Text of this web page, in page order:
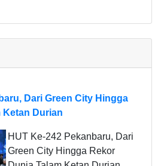
Dari Green City Hingga
Ketan Durian
HUT Ke-242 Pekanbaru, Dari
Green City Hingga Rekor